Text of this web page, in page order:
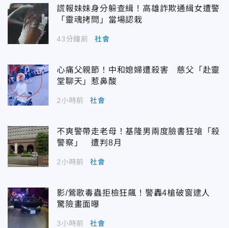
謊報妹妹身分躲查緝！高雄詐欺通緝女遭警
「靈魂拷問」當場認栽
43分鐘前 社會
心痛父親節！中和媳婦遭殺害 慈父「赴靈
堂聊天」惹鼻酸
2小時前 社會
不爽警帶走老母！基隆男兩度臉書狂嗆「殺
警察」 遭判8月
2小時前 社會
影/鶯歌毒蟲拒檢狂飆！警轟4槍破窗逮人
驚險畫面曝
3小時前 社會